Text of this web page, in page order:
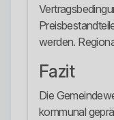
werden.
Fazit
Die
kommunal